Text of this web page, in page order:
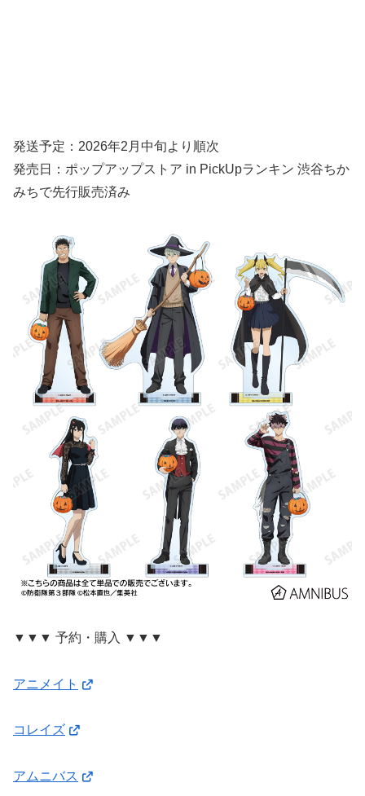
発送予定：2026年2月中旬より順次
発売日：ポップアップストア in PickUpランキン 渋谷ちか
みちで先行販売済み
▼▼▼ 予約・購入 ▼▼▼
アニメイト
コレイズ
アムニバス